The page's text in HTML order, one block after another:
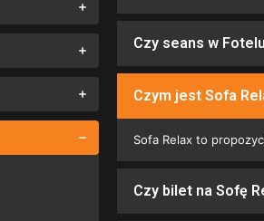
Czy seans w
Czym jest Sofa
Sofa Relax to
Czy bilet na Sofę